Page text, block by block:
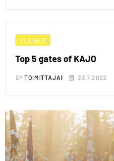
YLEINEN
Top 5 gates of KAJO
BYTOIMITTAJA1 23.7.2022